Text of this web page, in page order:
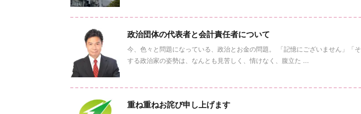
政治団体の代表者と会計責任者について
今、色々と問題になっている、政治とお金の問題。 「記憶にございません」「
する政治家の姿勢は、なんとも見苦しく、情けなく、腹立た ...
重ね重ねお詫び申し上げます